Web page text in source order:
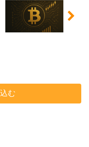
む